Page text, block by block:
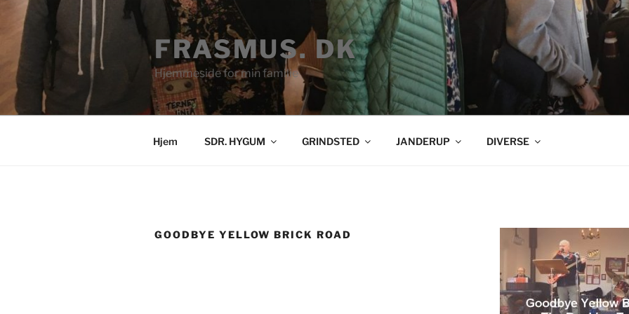
Videre
indhold
FRASMUS. DK
Hjemmeside for min familie
Hjem SDR. HYGUM GRINDSTED JANDERUP DIVERSE
GOODBYE YELLOW BRICK ROAD